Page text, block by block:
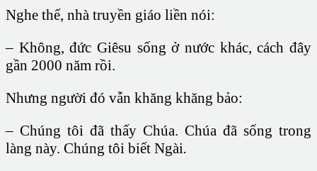
Nghe thế, nhà truyền giáo liền nói:
– Không, đức Giêsu sống ở nước khác, cách đây
gần 2000 năm rồi.
Nhưng người đó vẫn khăng khăng bảo:
– Chúng tôi đã thấy Chúa. Chúa đã sống trong
làng này. Chúng tôi biết Ngài.